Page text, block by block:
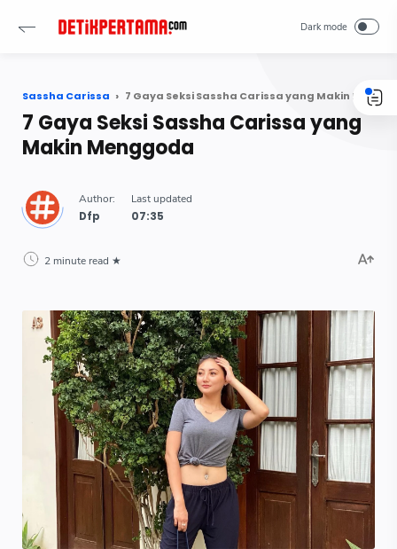
Sassha Carissa 7 Gaya Seksi Sassha Carissa yang Makin Menggoda
7 Gaya Seksi Sassha Carissa yang
Makin Menggoda
Dfp
2 minute read